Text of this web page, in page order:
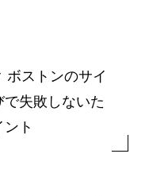
ボストンのサイ
で失敗しないた
ト